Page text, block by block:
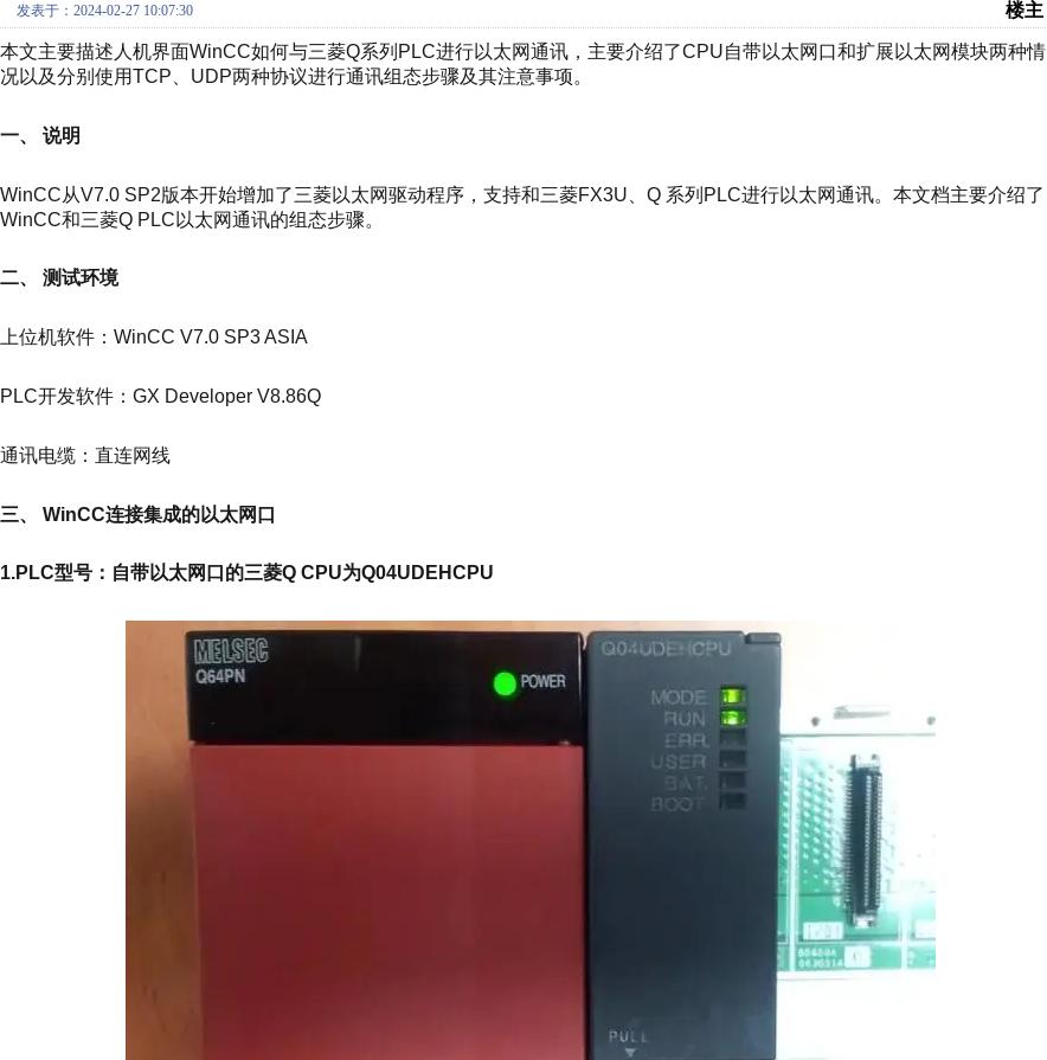
发表于：2024-02-27 10:07:30 楼主
本文主要描述人机界面WinCC如何与三菱Q系列PLC进行以太网通讯，主要介绍了CPU自带以太网口和扩展以太网模块两种情
况以及分别使用TCP、UDP两种协议进行通讯组态步骤及其注意事项。
一、 说明
WinCC从V7.0 SP2版本开始增加了三菱以太网驱动程序，支持和三菱FX3U、Q 系列PLC进行以太网通讯。本文档主要介绍了
WinCC和三菱Q PLC以太网通讯的组态步骤。
二、 测试环境
上位机软件：WinCC V7.0 SP3 ASIA
PLC开发软件：GX Developer V8.86Q
通讯电缆：直连网线
三、 WinCC连接集成的以太网口
1.PLC型号：自带以太网口的三菱Q CPU为Q04UDEHCPU